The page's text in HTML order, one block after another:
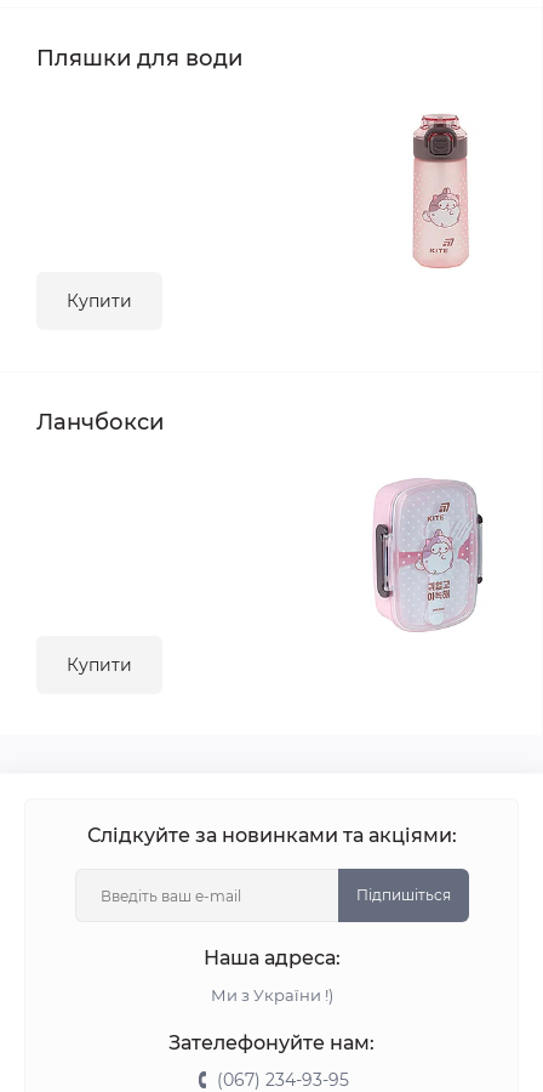
Пляшки для води
Купити
Ланчбокси
Купити
Слідкуйте за новинками та акціями:
Підпишіться
Наша адреса:
Ми з України !)
Зателефонуйте нам:
(067) 234-93-95